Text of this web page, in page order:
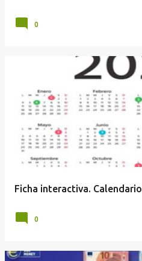
0
Ficha interactiva. Calendario
0